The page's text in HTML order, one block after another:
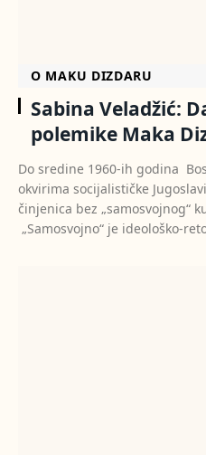
O MAKU DIZDARU
Sabina Veladžić:
polemike Maka
Do sredine 1960-ih godina
okvirima socijalističke
činjenica bez „samosvojnog“
„Samosvojno“ je ideološko-